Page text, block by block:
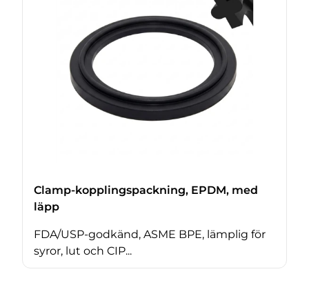
Clamp-kopplingspackning, EPDM, med
läpp
FDA/USP-godkänd, ASME BPE, lämplig för
syror, lut och CIP...